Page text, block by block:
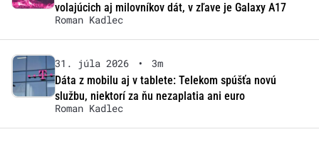
volajúcich aj milovníkov dát, v zľave je Galaxy A17
Roman Kadlec
31. júla 2026 •
3m
Dáta z mobilu aj v tablete: Telekom spúšťa novú
službu, niektorí za ňu nezaplatia ani euro
Roman Kadlec